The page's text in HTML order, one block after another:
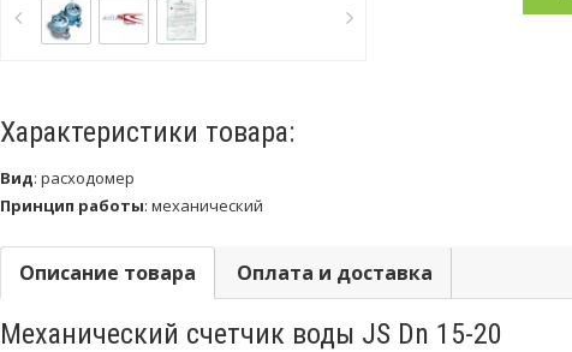
Характеристики товара:
Вид: расходомер
Принцип работы: механический
Описание товара Оплата и доставка
Механический счетчик воды JS Dn 15-20